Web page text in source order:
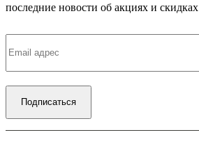
последние новости об акциях и скидках